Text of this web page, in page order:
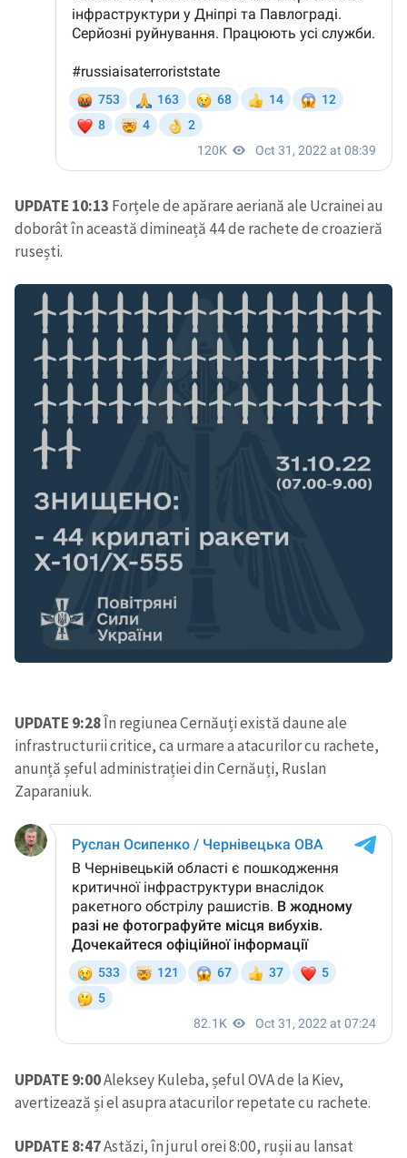
UPDATE 10:13 Forțele de apărare aeriană ale Ucrainei au
doborât în această dimineață 44 de rachete de croazieră
rusești.
UPDATE 9:28În regiunea Cernăuți există daune ale
infrastructurii critice, ca urmare a atacurilor cu rachete,
anunță șeful administrației din Cernăuți, Ruslan
Zaparaniuk.
UPDATE 9:00Aleksey Kuleba, șeful OVA de la Kiev,
avertizează și el asupra atacurilor repetate cu rachete.
UPDATE 8:47Astăzi, în jurul orei 8:00, rușii au lansat